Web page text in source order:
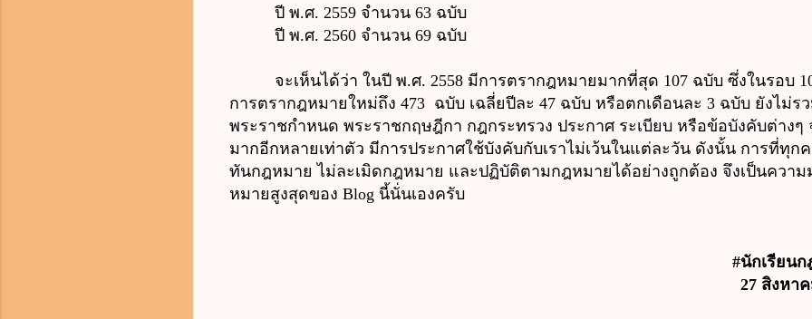
ปี พ.ศ. 2559 จำนวน 63 ฉบับ
ปี พ.ศ. 2560 จำนวน 69 ฉบับ
จะเห็นได้ว่า ในปี พ.ศ. 2558 มีการตรากฎหมายมากที่สุด 107 ฉบับ ซึ่งในรอบ
การตรากฎหมายใหม่ถึง 473 ฉบับ เฉลี่ยปีละ 47 ฉบับ หรือตกเดือนละ 3 ฉบับ ยังไม่ร
พระราชกำหนด พระราชกฤษฎีกา กฎกระทรวง ประกาศ ระเบียบ หรือข้อบังคับต่างๆ
มากอีกหลายเท่าตัว มีการประกาศใช้บังคับกับเราไม่เว้นในแต่ละวัน ดังนั้น การที่ทุก
ทันกฎหมาย ไม่ละเมิดกฎหมาย และปฏิบัติตามกฎหมายได้อย่างถูกต้อง จึงเป็นความ
หมายสูงสุดของ Blog นี้นั่นเองครับ
#นักเรียน
27 สิงหาค